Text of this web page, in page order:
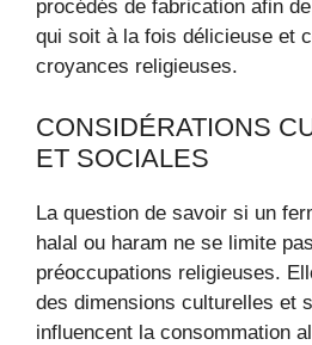
procédés de fabrication afin
qui soit à la fois délicieuse et
croyances religieuses.
CONSIDÉRATIONS
ET SOCIALES
La question de savoir si un
halal ou haram ne se limite
préoccupations religieuses.
des dimensions culturelles et
influencent la consommation